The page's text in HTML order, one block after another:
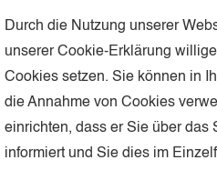
Durch die Nutzung unserer
unserer Cookie-Erklärung
Cookies setzen. Sie können in
die Annahme von Cookies
einrichten, dass er Sie über das
informiert und Sie dies im